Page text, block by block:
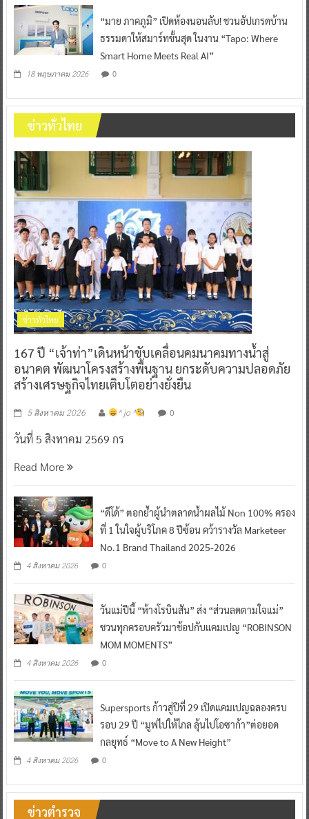
“มาย ภาคภูมิ” เปิดห้องนอนลับ! ชวนอัปเกรดบ้าน
ธรรมดาให้สมาร์ทขั้นสุด ในงาน “Tapo: Where
Smart Home Meets Real AI”
18 พฤษภาคม 2026 0
ข่าวทั่วไทย
ข่าวทั่วไทย
167 ปี “เจ้าท่า”เดินหน้าขับเคลื่อนคมนาคมทางน้ำสู่
อนาคต พัฒนาโครงสร้างพื้นฐาน ยกระดับความปลอดภัย
สร้างเศรษฐกิจไทยเติบโตอย่างยั่งยืน
5 สิงหาคม 2026 ^ jo ^ 0
วันที่ 5 สิงหาคม 2569 กร
Read More
“ดีโด้” ตอกย้ำผู้นำตลาดน้ำผลไม้ Non 100% ครอง
ที่ 1 ในใจผู้บริโภค 8 ปีซ้อน คว้ารางวัล Marketeer
No.1 Brand Thailand 2025-2026
4 สิงหาคม 2026 0
วันแม่ปีนี้ “ห้างโรบินสัน” ส่ง “ส่วนลดตามใจแม่”
ชวนทุกครอบครัวมาช้อปกับแคมเปญ “ROBINSON
MOM MOMENTS”
4 สิงหาคม 2026 0
Supersports ก้าวสู่ปีที่ 29 เปิดแคมเปญฉลองครบ
รอบ 29 ปี “มูฟไปให้ไกล ลุ้นไปโอซาก้า”ต่อยอด
กลยุทธ์ “Move to A New Height”
4 สิงหาคม 2026 0
ข่าวตำรวจ